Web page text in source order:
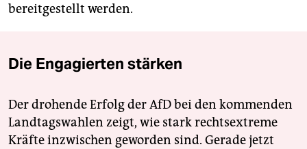
bereitgestellt werden.
Die Engagierten stärken
Der drohende Erfolg der AfD bei den kommenden
Landtagswahlen zeigt, wie stark rechtsextreme
Kräfte inzwischen geworden sind. Gerade jetzt